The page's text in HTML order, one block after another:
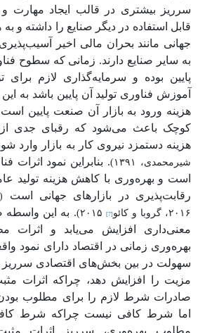
سرریز بیشتری در قالب ایجاد مهارت
قابل استفاده در دیگر صنایع را داشته و به
جهانی مانند بحران مالی اخیر
به سایر صنایع دارند. زمانی که سطوح
پایین بوده و سرمایه‌گذاری لازم برای
آموزش فناوری تولید آن پایین باشد به
هزینه ورود به بازار آن صنعت پایین است
کوچک باعث می‌شود که رقبای جدی
هزینه دستمزد نیروی کار به بازار وارد
شیرمحمدی، ۱۳۹۱)
. بنابراین نمود اثرات
است و بهره‌وری با کاهش هزینه تولید
رقابت‌پذیری در بازارهای جهانی است
۲۰۱۶، گروبا و کائو
[7]
. به این واسطه
معنی‌داری افزایش می‌یابد و اثرات
بهره‌وری زمانی در اقتصاد دارای نمود
سهولت در بین بخش‌های اقتصادی سرریز
مزیت را افزایش دهد، چراکه اثرات
صادرات شرط لازم را برای مطلوب
اما شرط کافی نیست چراکه شرط